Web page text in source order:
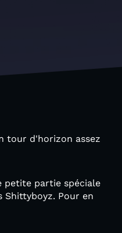
tour d'horizon assez
petite partie spéciale
Shittyboyz. Pour en